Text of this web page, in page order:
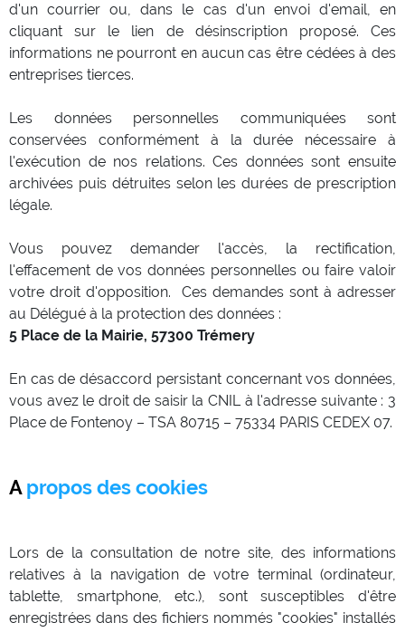
d'un courrier ou, dans le cas d'un envoi d'email, en
cliquant sur le lien de désinscription proposé. Ces
informations ne pourront en aucun cas être cédées à des
entreprises tierces.
Les données personnelles communiquées sont
conservées conformément à la durée nécessaire à
l'exécution de nos relations. Ces données sont ensuite
archivées puis détruites selon les durées de prescription
légale.
Vous pouvez demander l'accès, la rectification,
l'effacement de vos données personnelles ou faire valoir
votre droit d'opposition. Ces demandes sont à adresser
au Délégué à la protection des données :
5 Place de la Mairie, 57300 Trémery
En cas de désaccord persistant concernant vos données,
vous avez le droit de saisir la CNIL à l'adresse suivante : 3
Place de Fontenoy – TSA 80715 – 75334 PARIS CEDEX 07.
A propos des cookies
Lors de la consultation de notre site, des informations
relatives à la navigation de votre terminal (ordinateur,
tablette, smartphone, etc.), sont susceptibles d'être
enregistrées dans des fichiers nommés "cookies" installés